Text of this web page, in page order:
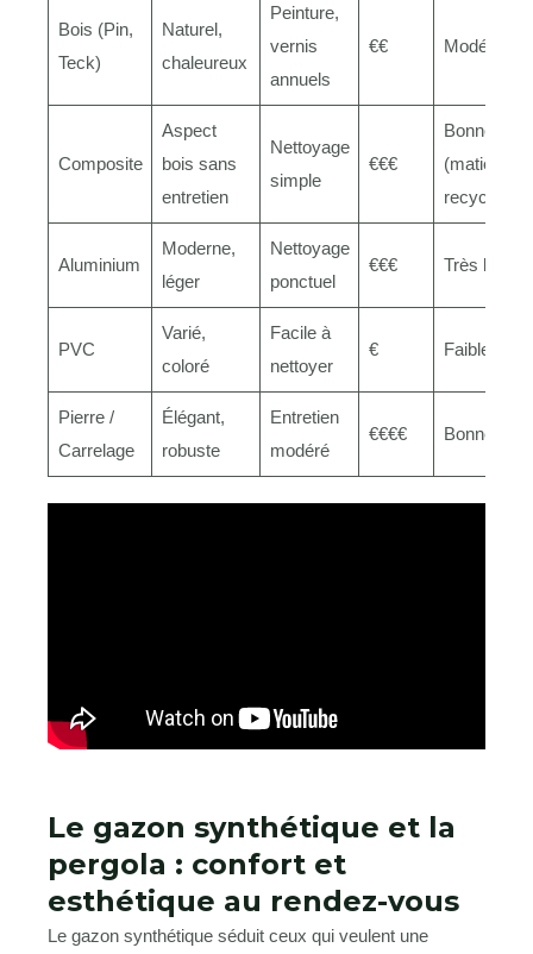
Bois (Pin,
Teck)
Naturel,
chaleureux
Peinture,
vernis
annuels
€€ Modérée
Composite
Aspect
bois sans
entretien
Nettoyage
simple
€€€
Bonne
(matières
recyclées)
Aluminium
Moderne,
léger
Nettoyage
ponctuel
€€€ Très bonne
PVC
Varié,
coloré
Facile à
nettoyer
€ Faible
Pierre /
Carrelage
Élégant,
robuste
Entretien
modéré
€€€€ Bonne
Le gazon synthétique et la
pergola : confort et
esthétique au rendez-vous
Le gazon synthétique séduit ceux qui veulent une